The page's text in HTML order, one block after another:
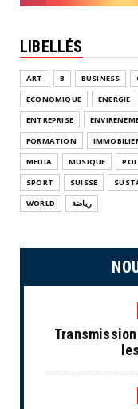
LIBELLÉS
ART B BUSINESS
ECONOMIQUE
ENERGIE
ENTREPRISE
FORMATION
MEDIA
MUSIQUE
SPORT
SUISSE
WORLD
رياضة